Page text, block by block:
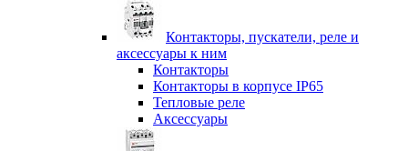
Контакторы, пускатели, реле и
аксессуары к ним
Контакторы
Контакторы в корпусе IP65
Тепловые реле
Аксессуары